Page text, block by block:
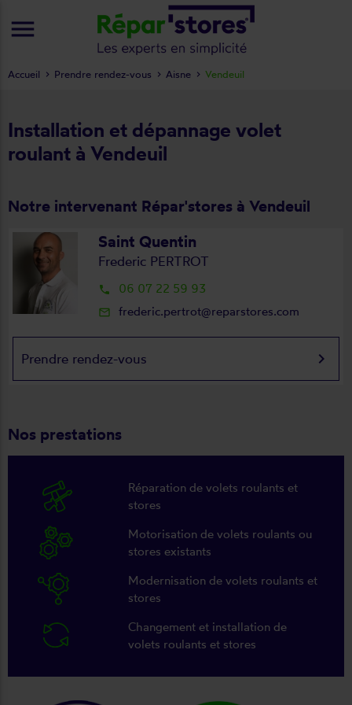
Installation et dépannage volet
roulant à Vendeuil
Notre intervenant Répar'stores à Vendeuil
Saint Quentin
Frederic PERTROT
local_phone 06 07 22 59 93
mail_outline frederic.pertrot@reparstores.com
Prendre rendez-vous keyboard_arrow_right
Nos prestations
Réparation de volets roulants et
stores
Motorisation de volets roulants ou
stores existants
Modernisation de volets roulants et
stores
Changement et installation de
volets roulants et stores
Accueil Prendre rendez-vous Aisne Vendeuil
menu